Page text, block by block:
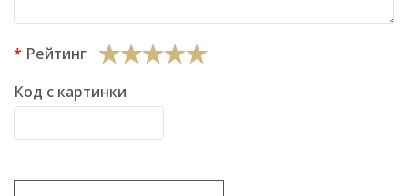
Рейтинг
Код с картинки